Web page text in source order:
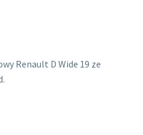
Renault D Wide 19 ze